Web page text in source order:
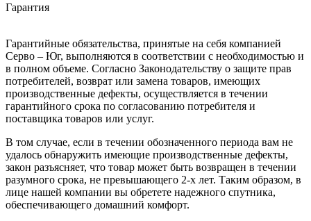
Гарантия
Гарантийные обязательства, принятые на себя компанией
Серво – Юг, выполняются в соответствии с необходимостью и
в полном объеме. Согласно Законодательству о защите прав
потребителей, возврат или замена товаров, имеющих
производственные дефекты, осуществляется в течении
гарантийного срока по согласованию потребителя и
поставщика товаров или услуг.
В том случае, если в течении обозначенного периода вам не
удалось обнаружить имеющие производственные дефекты,
закон разъясняет, что товар может быть возвращен в течении
разумного срока, не превышающего 2-х лет. Таким образом, в
лице нашей компании вы обретете надежного спутника,
обеспечивающего домашний комфорт.